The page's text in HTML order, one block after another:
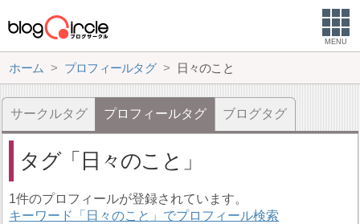
MENU
ホーム プロフィールタグ 日々のこと
サークルタグ プロフィールタグ ブログタグ
タグ 日々のこと
1件のプロフィールが登録されています。
キーワード「日々のこと」でプロフィール検索